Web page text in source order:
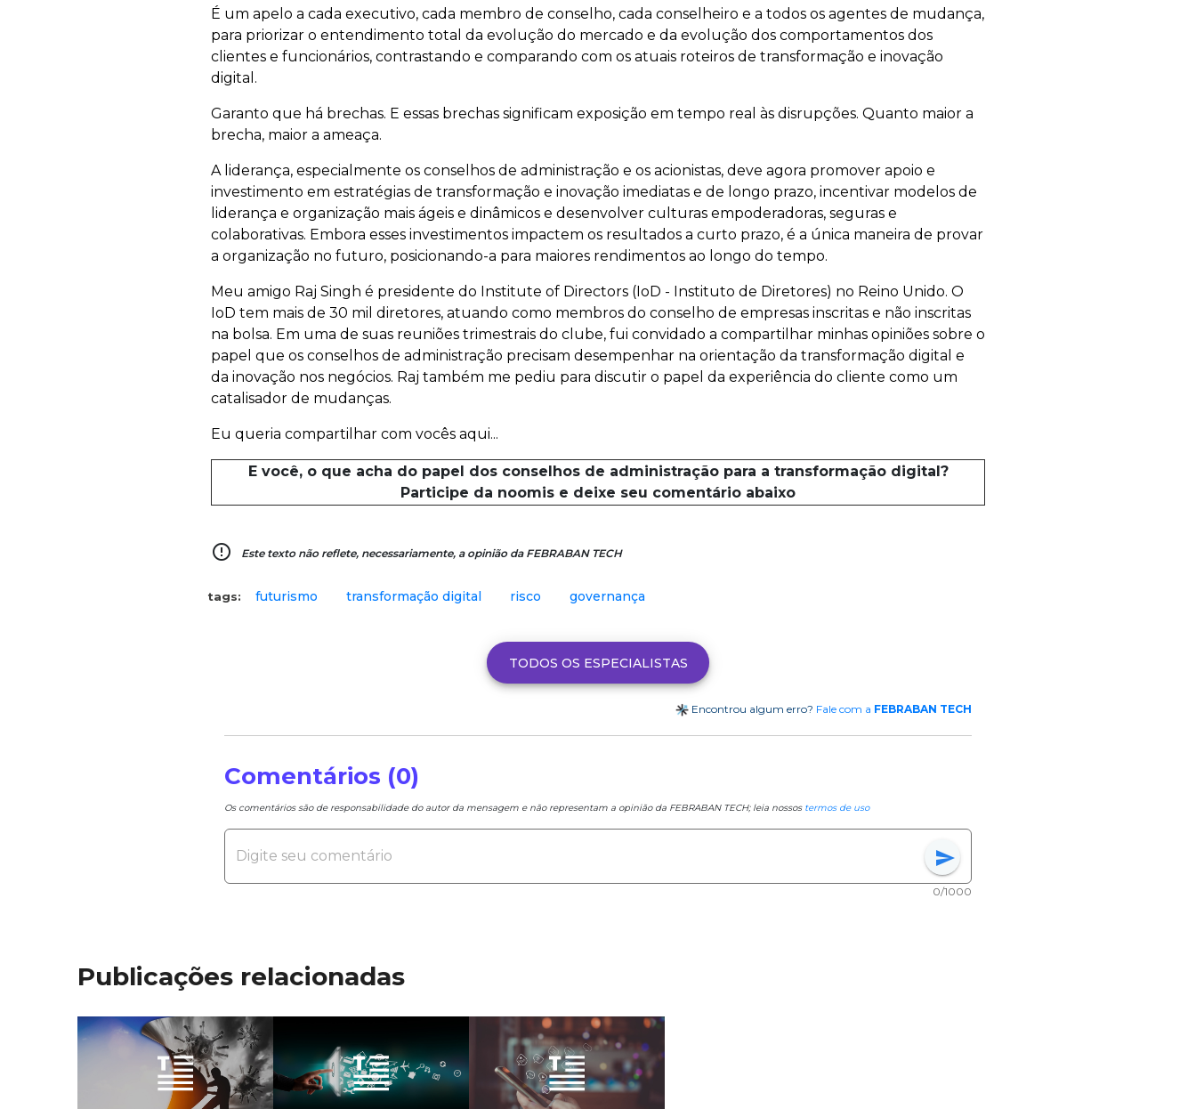
É um apelo a cada executivo, cada membro de conselho, cada conselheiro e a todos os agentes de mudança,
para priorizar o entendimento total da evolução do mercado e da evolução dos comportamentos dos
clientes e funcionários, contrastando e comparando com os atuais roteiros de transformação e inovação
digital.
Garanto que há brechas. E essas brechas significam exposição em tempo real às disrupções. Quanto maior a
brecha, maior a ameaça.
A liderança, especialmente os conselhos de administração e os acionistas, deve agora promover apoio e
investimento em estratégias de transformação e inovação imediatas e de longo prazo, incentivar modelos de
liderança e organização mais ágeis e dinâmicos e desenvolver culturas empoderadoras, seguras e
colaborativas. Embora esses investimentos impactem os resultados a curto prazo, é a única maneira de provar
a organização no futuro, posicionando-a para maiores rendimentos ao longo do tempo.
Meu amigo Raj Singh é presidente do Institute of Directors (IoD - Instituto de Diretores) no Reino Unido. O
IoD tem mais de 30 mil diretores, atuando como membros do conselho de empresas inscritas e não inscritas
na bolsa. Em uma de suas reuniões trimestrais do clube, fui convidado a compartilhar minhas opiniões sobre o
papel que os conselhos de administração precisam desempenhar na orientação da transformação digital e
da inovação nos negócios. Raj também me pediu para discutir o papel da experiência do cliente como um
catalisador de mudanças.
Eu queria compartilhar com vocês aqui...
E você, o que acha do papel dos conselhos de administração para a transformação digital?
Participe da noomis e deixe seu comentário abaixo
error_outline Este texto não reflete, necessariamente, a opinião da FEBRABAN TECH
tags: futurismo transformação digital risco governança
TODOS OS ESPECIALISTAS
Encontrou algum erro? Fale com a FEBRABAN TECH
Comentários (0)
Os comentários são de responsabilidade do autor da mensagem e não representam a opinião da FEBRABAN TECH; leia nossos termos de uso
send
0/1000
Publicações relacionadas